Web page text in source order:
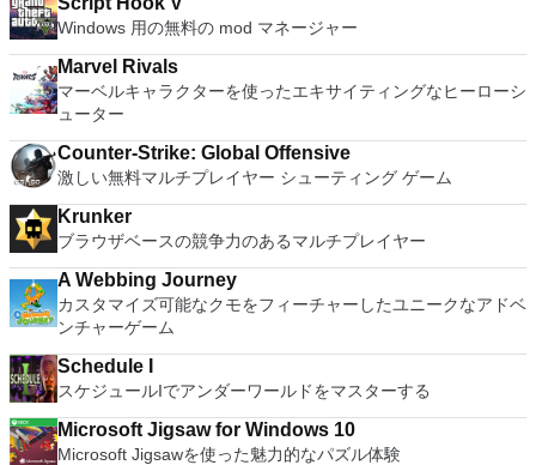
Windows 用の無料の mod マネージャー
Marvel Rivals
マーベルキャラクターを使ったエキサイティングなヒーローシ
ューター
Counter-Strike: Global Offensive
激しい無料マルチプレイヤー シューティング ゲーム
Krunker
ブラウザベースの競争力のあるマルチプレイヤー
A Webbing Journey
カスタマイズ可能なクモをフィーチャーしたユニークなアドベ
ンチャーゲーム
Schedule I
スケジュールIでアンダーワールドをマスターする
Microsoft Jigsaw for Windows 10
Microsoft Jigsawを使った魅力的なパズル体験